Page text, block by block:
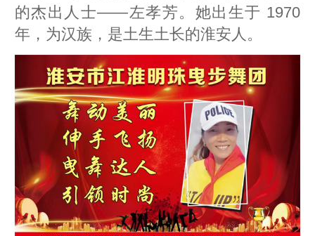
的杰出人士——左孝芳。她出生于 1970
年，为汉族，是土生土长的淮安人。